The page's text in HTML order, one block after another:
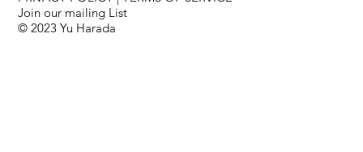
Join our mailing List
© 2023 Yu Harada